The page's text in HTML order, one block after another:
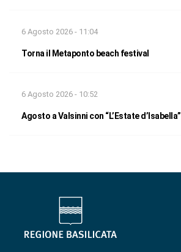
6 Agosto 2026 - 11:04
Torna il Metaponto beach festival
6 Agosto 2026 - 10:52
Agosto a Valsinni con “L’Estate d’Isabella”